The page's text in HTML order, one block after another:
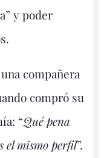
y poder
compañera
compró su
“Qué pena
el mismo perfil”.